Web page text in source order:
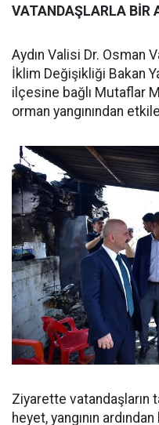
VATANDAŞLARLA BİR
Aydın Valisi Dr. Osman
İklim Değişikliği Bakan
ilçesine bağlı Mutaflar
orman yangınından
Ziyarette vatandaşların
heyet, yangının